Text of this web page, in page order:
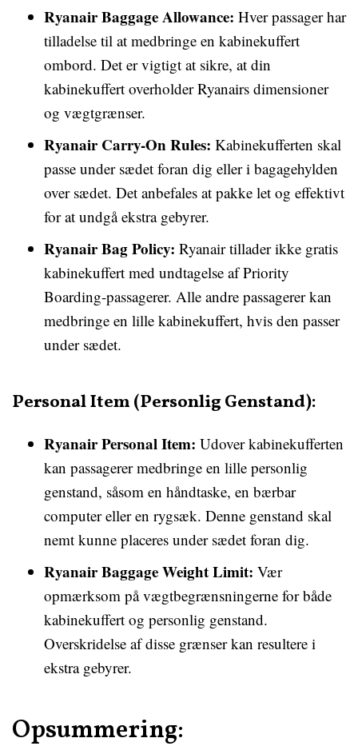
Ryanair Baggage Allowance: Hver passager har
tilladelse til at medbringe en kabinekuffert
ombord. Det er vigtigt at sikre, at din
kabinekuffert overholder Ryanairs dimensioner
og vægtgrænser.
Ryanair Carry-On Rules: Kabinekufferten skal
passe under sædet foran dig eller i bagagehylden
over sædet. Det anbefales at pakke let og effektivt
for at undgå ekstra gebyrer.
Ryanair Bag Policy: Ryanair tillader ikke gratis
kabinekuffert med undtagelse af Priority
Boarding-passagerer. Alle andre passagerer kan
medbringe en lille kabinekuffert, hvis den passer
under sædet.
Personal Item (Personlig Genstand):
Ryanair Personal Item: Udover kabinekufferten
kan passagerer medbringe en lille personlig
genstand, såsom en håndtaske, en bærbar
computer eller en rygsæk. Denne genstand skal
nemt kunne placeres under sædet foran dig.
Ryanair Baggage Weight Limit: Vær
opmærksom på vægtbegrænsningerne for både
kabinekuffert og personlig genstand.
Overskridelse af disse grænser kan resultere i
ekstra gebyrer.
Opsummering: